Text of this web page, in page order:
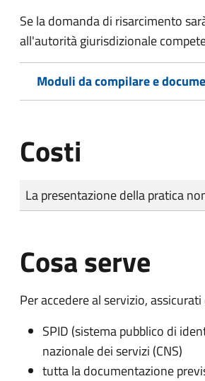
Se la domanda di risarcimento
all'autorità giurisdizionale
Moduli da compilare e
Costi
Tipo di pagamento
Importo
La presentazione della pratica
Cosa serve
Per accedere al servizio,
SPID (sistema pubblico di
nazionale dei servizi (CNS)
tutta la documentazione